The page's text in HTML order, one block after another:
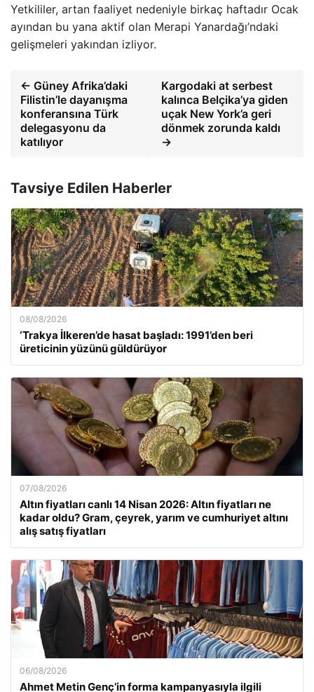
Yetkililer, artan faaliyet nedeniyle birkaç haftadır Ocak
ayından bu yana aktif olan Merapi Yanardağı’ndaki
gelişmeleri yakından izliyor.
← Güney Afrika’daki
Filistin’le dayanışma
konferansına Türk
delegasyonu da
katılıyor
Kargodaki at serbest
kalınca Belçika’ya giden
uçak New York’a geri
dönmek zorunda kaldı
→
Tavsiye Edilen Haberler
08/08/2026
‘Trakya İlkeren’de hasat başladı: 1991’den beri
üreticinin yüzünü güldürüyor
07/08/2026
Altın fiyatları canlı 14 Nisan 2026: Altın fiyatları ne
kadar oldu? Gram, çeyrek, yarım ve cumhuriyet altını
alış satış fiyatları
06/08/2026
Ahmet Metin Genç’in forma kampanyasıyla ilgili